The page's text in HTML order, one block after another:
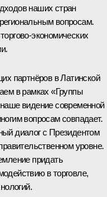
наших стран
вопросам.
экономических
партнёров в Латинской
в рамках«Группы
видение современной
вопросам совпадает.
диалог с Президентом
уровне.
придать
в торговле,